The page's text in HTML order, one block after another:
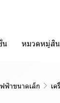
น หมวดหมู่สิ
ฟฟ้าขนาดเล็ก เ